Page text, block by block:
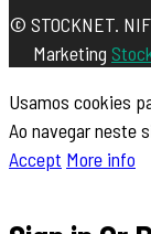
© STOCKNET.
Marketing
Usamos cookies
Ao navegar neste
Accept More info